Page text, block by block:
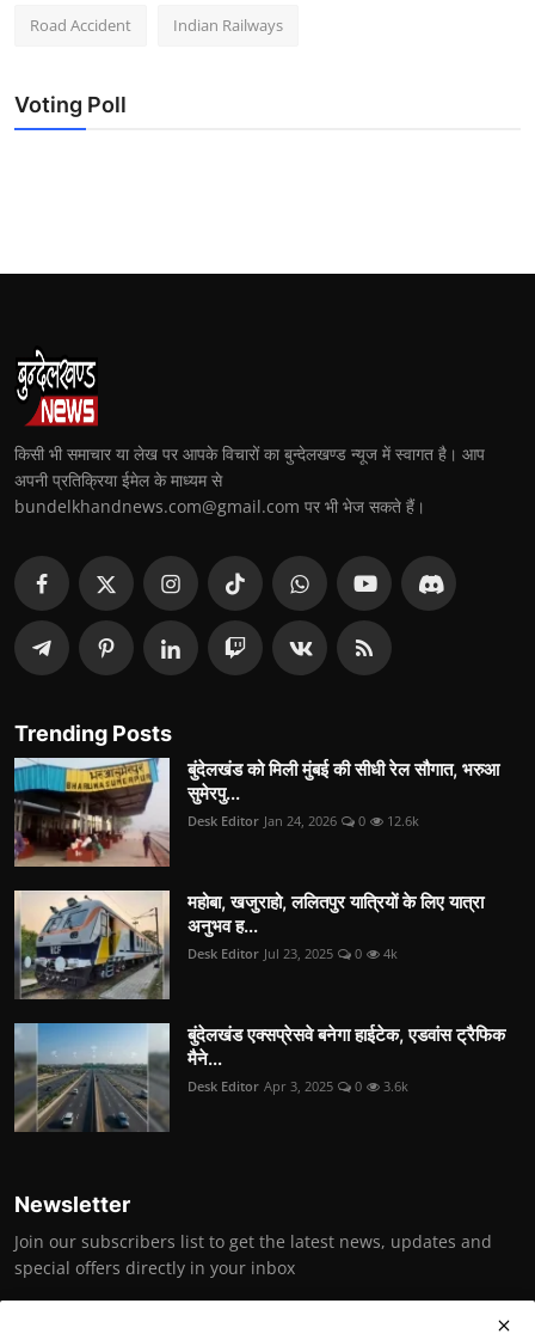
Road Accident Indian Railways
Voting Poll
किसी भी समाचार या लेख पर आपके विचारों का बुन्देलखण्ड न्यूज में स्वागत है। आप
अपनी प्रतिक्रिया ईमेल के माध्यम से
bundelkhandnews.com@gmail.com पर भी भेज सकते हैं।
Trending Posts
बुंदेलखंड को मिली मुंबई की सीधी रेल सौगात, भरुआ
सुमेरपु...
Desk Editor Jan 24, 2026 0 12.6k
महोबा, खजुराहो, ललितपुर यात्रियों के लिए यात्रा
अनुभव ह...
Desk Editor Jul 23, 2025 0 4k
बुंदेलखंड एक्सप्रेसवे बनेगा हाईटेक, एडवांस ट्रैफिक
मैने...
Desk Editor Apr 3, 2025 0 3.6k
Newsletter
Join our subscribers list to get the latest news, updates and
special offers directly in your inbox
Subscribe